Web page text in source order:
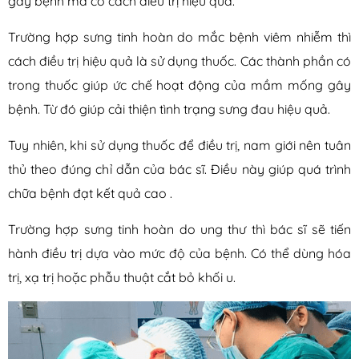
Trường hợp sưng tinh hoàn do mắc bệnh viêm nhiễm thì
cách điều trị hiệu quả là sử dụng thuốc. Các thành phần có
trong thuốc giúp ức chế hoạt động của mầm mống gây
bệnh. Từ đó giúp cải thiện tình trạng sưng đau hiệu quả.
Tuy nhiên, khi sử dụng thuốc để điều trị, nam giới nên tuân
thủ theo đúng chỉ dẫn của bác sĩ. Điều này giúp quá trình
chữa bệnh đạt kết quả cao .
Trường hợp sưng tinh hoàn do ung thư thì bác sĩ sẽ tiến
hành điều trị dựa vào mức độ của bệnh. Có thể dùng hóa
trị, xạ trị hoặc phẫu thuật cắt bỏ khối u.